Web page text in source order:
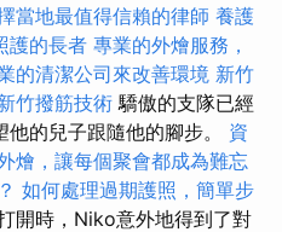
當地最值得信賴的律師 養護
護的長者 專業的外燴服務，
的清潔公司來改善環境 新竹
竹撥筋技術驕傲的支隊已經
的兒子跟隨他的腳步。 資
燴，讓每個聚會都成為難忘
如何處理過期護照，簡單步
開時，Niko意外地得到了對